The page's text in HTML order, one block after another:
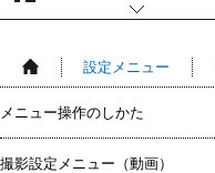
設定メニュー
メニュー操作のしかた
撮影設定メニュー（動画）